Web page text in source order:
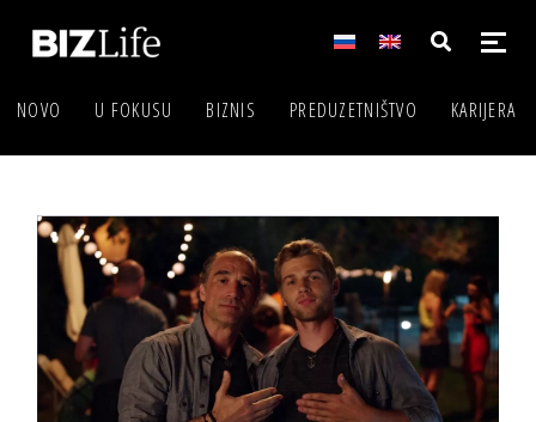
NOVO U FOKUSU BIZNIS PREDUZETNIŠTVO KARIJERA